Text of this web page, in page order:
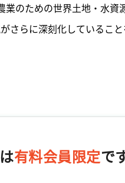
のための世界土地・水資
さらに深刻化していること
有料会員限定で